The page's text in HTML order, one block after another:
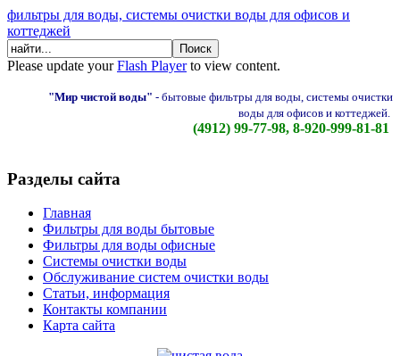
фильтры для воды, системы очистки воды для офисов и
коттеджей
Please update yourFlash Playerto view content.
"Мир чистой воды" - бытовые фильтры для воды, системы очистки
воды для офисов и коттеджей.
(4912) 99-77-98, 8-920-999-81-81
Разделы сайта
Главная
Фильтры для воды бытовые
Фильтры для воды офисные
Системы очистки воды
Обслуживание систем очистки воды
Статьи, информация
Контакты компании
Карта сайта